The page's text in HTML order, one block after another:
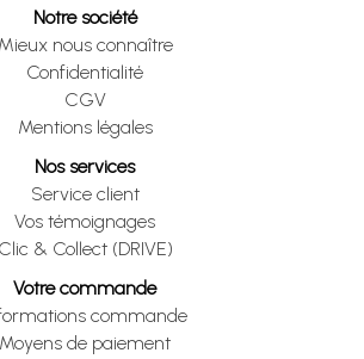
Notre société
Mieux nous connaître
Confidentialité
CGV
Mentions légales
Nos services
Service client
Vos témoignages
Clic & Collect (DRIVE)
Votre commande
commande
Moyens de paiement